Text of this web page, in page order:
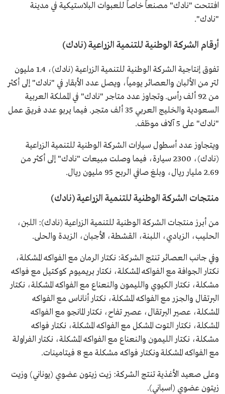
افتتحت "نادك" مصنعاً خاصاً للعبوات البلاستيكية في مدينة
"نادك".
أرقام الشركة الوطنية للتنمية الزراعية (نادك)
تفوق إنتاجية الشركة الوطنية للتنمية الزراعية (نادك)، 1.4 مليون
لتر من الألبان والعصائر يومياً، ويصل عدد الأبقار في "نادك" إلى أكثر
من 92 ألف رأس. وتجاوز عدد متاجر "نادك" في المملكة العربية
السعودية والخليج العربي 35 ألف متجر. فيما يربو عدد فريق عمل
"نادك" على 5 آلاف موظف.
ويتجاوز عدد أسطول سيارات الشركة الوطنية للتنمية الزراعية
(نادك)، 2300 سيارة، فيما وصلت مبيعات "نادك" إلى أكثر من
2.69 مليار ريال، وبلغ صافي الربح 95 مليون ريال.
منتجات الشركة الوطنية للتنمية الزراعية (نادك)
من أبرز منتجات الشركة الوطنية للتنمية الزراعية (نادك): اللبن،
الحليب، الزبادي، اللبنة، القشطة، الأجبان، الزبدة والحلى.
وفي جانب العصائر تنتج الشركة: نكتار الرمان مع الفواكه المشكلة،
نكتار الجوافة مع الفواكه المشكلة، نكتار بريميوم كوكتيل مع فواكه
مشكلة، نكتار الكيوي والليمون والنعناع مع الفواكه المشكلة، نكتار
البرتقال والجزر مع الفواكه المشكلة، نكتار أناناس مع الفواكه
المشكلة، عصير البرتقال، عصير تفاح، نكتار المانجو مع الفواكه
المشكلة، نكتار التوت المشكل مع الفواكه المشكلة، نكتار فواكه
مشكلة، نكتار الليمون والنعناع مع الفواكه المشكلة، نكتار الفراولة
مع الفواكه المشكلة ونكتار فواكه مشكلة مع 8 فيتامينات.
وعلى صعيد الأغذية تنتج الشركة: زيت زيتون عضوي (يوناني) وزيت
زيتون عضوي (اسباني).